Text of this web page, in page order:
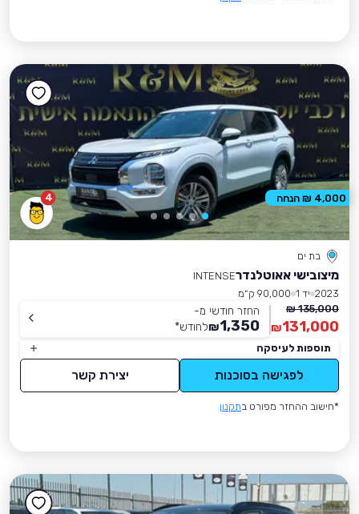
4
בת ים
מיצובישי אאוטלנדרINTENSE
2023 יד 1
90,000 ק״מ
135,000 ₪
131,000
₪
החזר חודשי מ-
1,350
₪לחודש*
תוספות לעיסקה
לפגישה בסוכנות יצירת קשר
*חישוב ההחזר מפורט בתקנון
4,000 ₪ הנחה